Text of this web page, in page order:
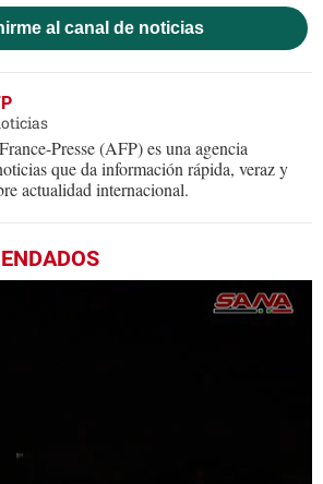
al canal de noticias
Presse (AFP) es una agencia
que da información rápida, veraz y
actualidad internacional.